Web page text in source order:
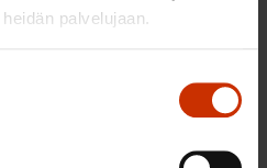
palvelujaan.
SISÄLTÖÄ: